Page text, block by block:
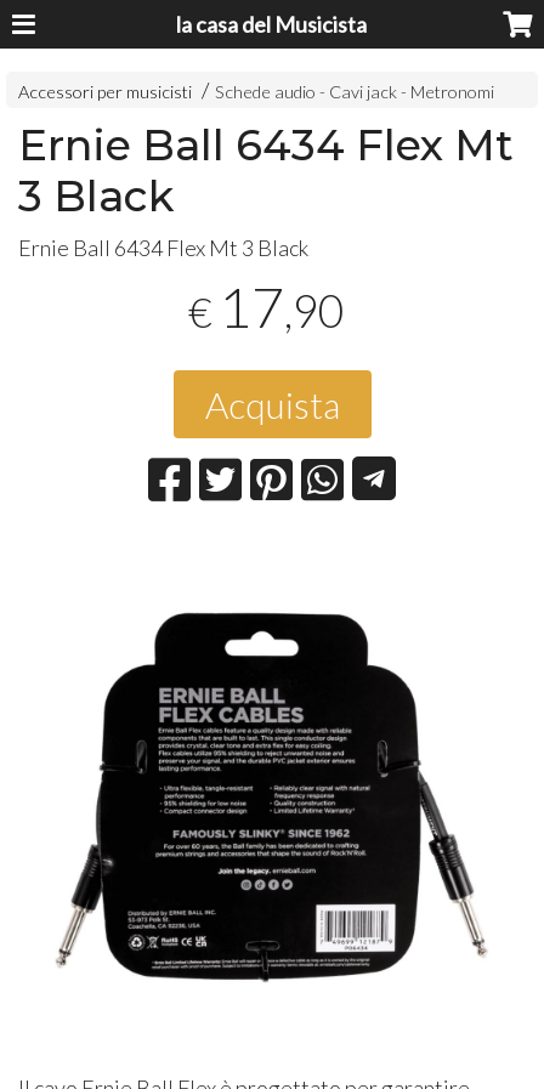
la casa del Musicista
Accessori per musicisti Schede audio - Cavi jack - Metronomi
Ernie Ball 6434 Flex Mt
3 Black
Ernie Ball 6434 Flex Mt 3 Black
€ 17,90
Acquista